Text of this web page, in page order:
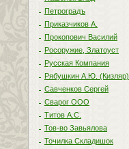
Петроградъ
Приказчиков А.
Прокопович Василий
Росоружие, Златоуст
Русская Компания
Рябушкин А.Ю. (Кизляр)
Савченков Сергей
Сварог ООО
Титов А.С.
Тов-во Завьялова
Точилка Складишок